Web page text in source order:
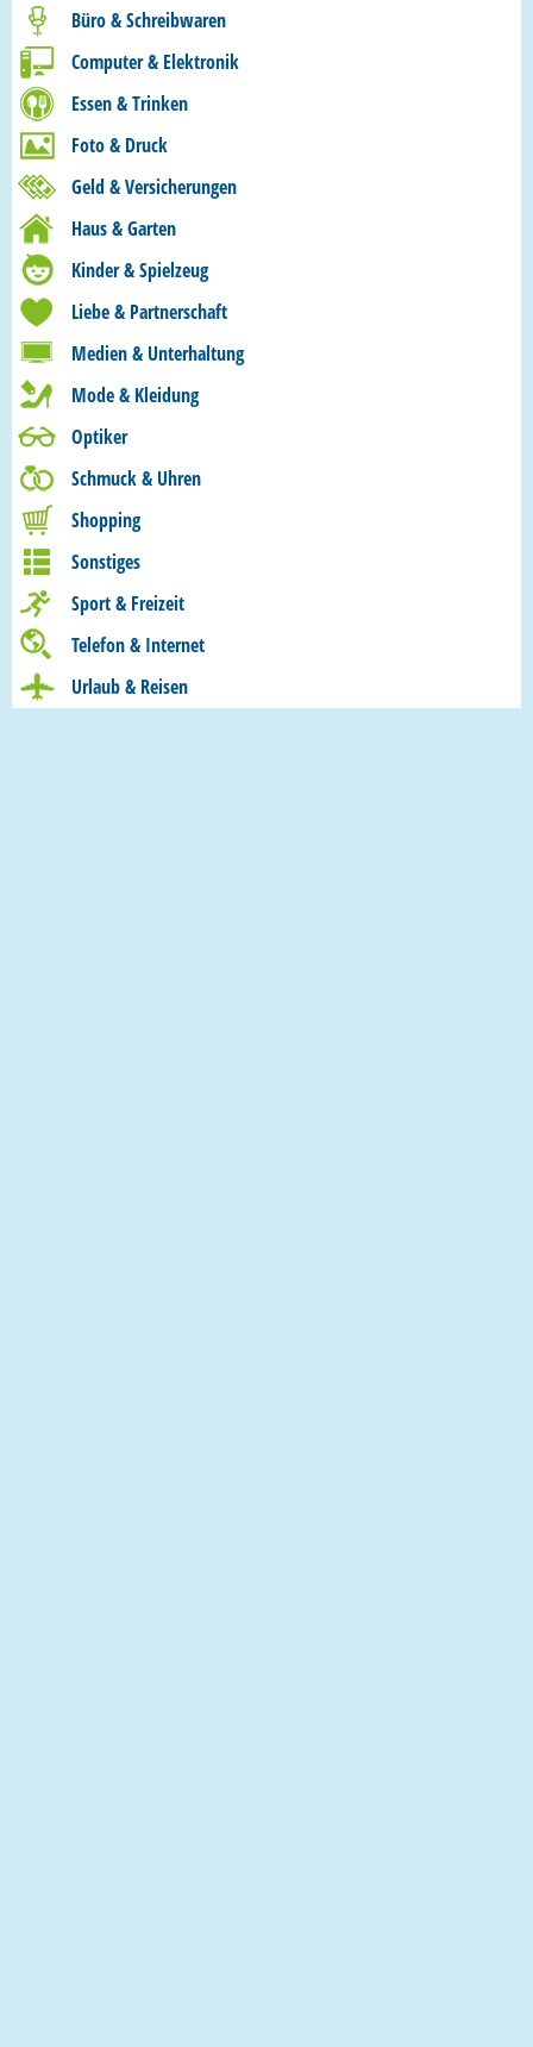
Büro & Schreibwaren
Computer & Elektronik
Essen & Trinken
Foto & Druck
Geld & Versicherungen
Haus & Garten
Kinder & Spielzeug
Liebe & Partnerschaft
Medien & Unterhaltung
Mode & Kleidung
Optiker
Schmuck & Uhren
Shopping
Sonstiges
Sport & Freizeit
Telefon & Internet
Urlaub & Reisen